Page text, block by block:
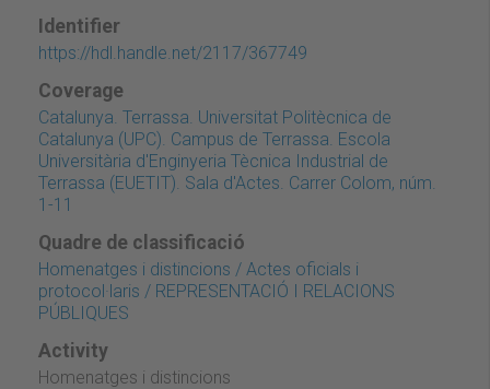
Identifier
https://hdl.handle.net/2117/367749
Coverage
Catalunya. Terrassa. Universitat Politècnica de
Catalunya (UPC). Campus de Terrassa. Escola
Universitària d'Enginyeria Tècnica Industrial de
Terrassa (EUETIT). Sala d'Actes. Carrer Colom, núm.
1-11
Quadre de classificació
Homenatges i distincions / Actes oficials i
protocol·laris / REPRESENTACIÓ I RELACIONS
PÚBLIQUES
Activity
Homenatges i distincions